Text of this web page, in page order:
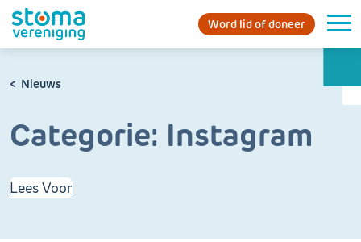
Word lid of doneer
Nieuws
Categorie: Instagram
Lees Voor